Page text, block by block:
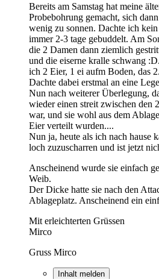
Bereits am Samstag hat meine
Probebohrung gemacht, sich
wenig zu sonnen. Dachte ich
immer 2-3 tage gebuddelt. Am
die 2 Damen dann ziemlich
und die eiserne kralle schwang
ich 2 Eier, 1 ei aufm Boden, das
Dachte dabei erstmal an eine
Nun nach weiterer Überlegung,
wieder einen streit zwischen den
war, und sie wohl aus dem
Eier verteilt wurden....
Nun ja, heute als ich nach hause
loch zuzuscharren und ist jetzt
Anscheinend wurde sie einfach
Weib.
Der Dicke hatte sie nach den
Ablageplatz. Anscheinend ein
Mit erleichterten Grüssen
Mirco
Gruss Mirco
Inhalt melden